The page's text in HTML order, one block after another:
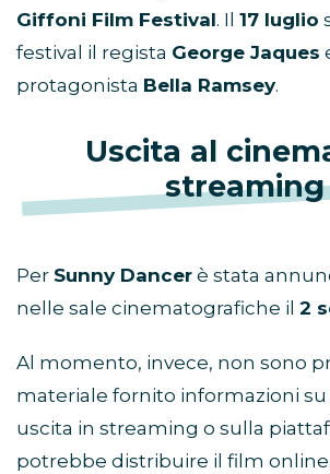
Giffoni Film Festival. Il 17 luglio
festival il regista George Jaques
protagonista Bella Ramsey.
Uscita al
streaming
Per Sunny Dancer è stata
nelle sale cinematografiche il 2
Al momento, invece, non sono
materiale fornito informazioni su
uscita in streaming o sulla
potrebbe distribuire il film online.